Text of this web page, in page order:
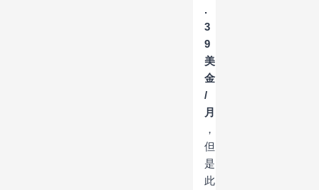
.
3
9
美
金
/
月
，
但
是
此